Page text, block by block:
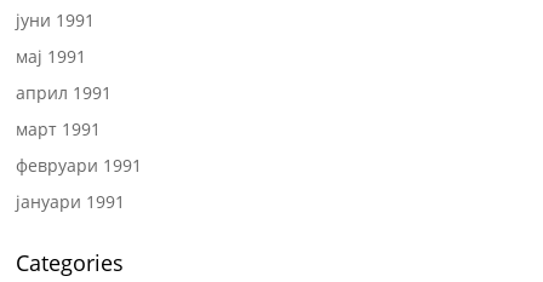
јуни 1991
мај 1991
април 1991
март 1991
февруари 1991
јануари 1991
Categories